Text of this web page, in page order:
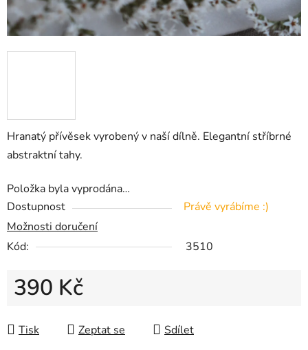
Hranatý přívěsek vyrobený v naší dílně. Elegantní stříbrné
abstraktní tahy.
Položka byla vyprodána…
Dostupnost
Právě vyrábíme :)
Možnosti doručení
Kód:
3510
390 Kč
Tisk
Zeptat se Sdílet